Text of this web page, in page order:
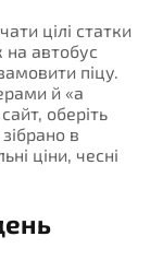
цілі статки
на автобус
піцу.
й «а
оберіть
в
ціни, чесні